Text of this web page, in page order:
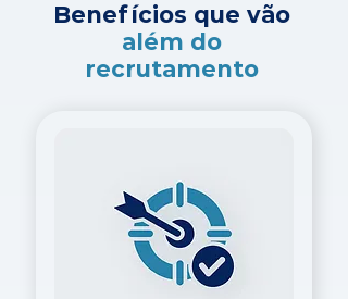
Benefícios que vão
além do
recrutamento